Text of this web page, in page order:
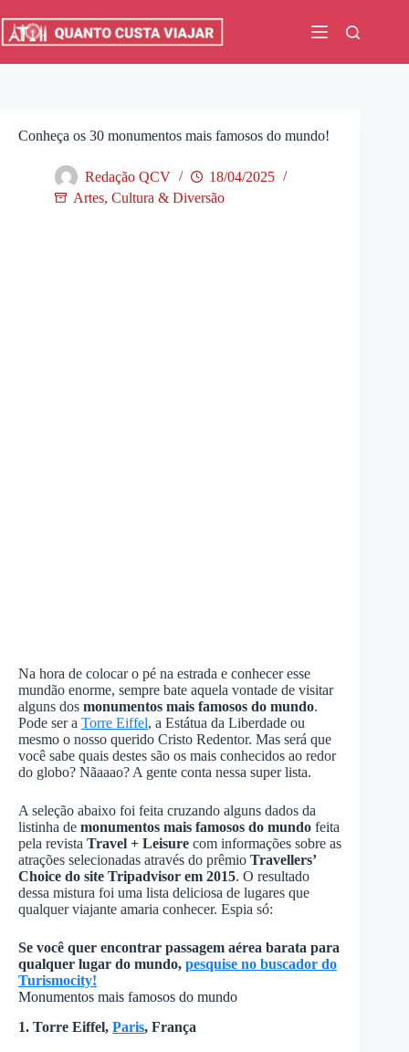
para
Conheça os 30 monumentos mais famosos do mundo!
Redação QCV
18/04/2025
Artes, Cultura & Diversão
Na hora de colocar o pé na estrada e conhecer esse
mundão enorme, sempre bate aquela vontade de visitar
alguns dos monumentos mais famosos do mundo.
Pode ser a Torre Eiffel, a Estátua da Liberdade ou
mesmo o nosso querido Cristo Redentor. Mas será que
você sabe quais destes são os mais conhecidos ao redor
do globo? Nãaaao? A gente conta nessa super lista.
A seleção abaixo foi feita cruzando alguns dados da
listinha de monumentos mais famosos do mundo feita
pela revista Travel + Leisure com informações sobre as
atrações selecionadas através do prêmio Travellers’
Choice do site Tripadvisor em 2015. O resultado
dessa mistura foi uma lista deliciosa de lugares que
qualquer viajante amaria conhecer. Espia só:
Se você quer encontrar passagem aérea barata para
qualquer lugar do mundo, pesquise no buscador do
Turismocity!
Monumentos mais famosos do mundo
1. Torre Eiffel, Paris, França